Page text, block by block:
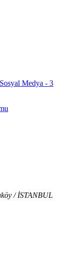
/ İSTANBUL